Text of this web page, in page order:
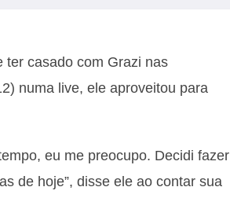
ter casado com Grazi nas
numa live, ele aproveitou para
eu me preocupo. Decidi fazer
de hoje”, disse ele ao contar sua